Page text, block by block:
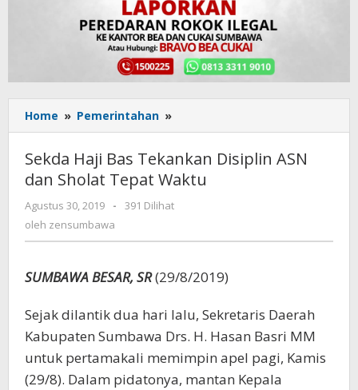
Home » Pemerintahan »
Haji
Bas
Tekankan
Disiplin
Sekda Haji Bas Tekankan Disiplin ASN
dan Sholat Tepat Waktu
Agustus 30, 2019
oleh
zensumbawa
-
391 Dilihat
oleh zensumbawa
SUMBAWA BESAR, SR(29/8/2019)
Sejak dilantik dua hari lalu, Sekretaris Daerah
Kabupaten Sumbawa Drs. H. Hasan Basri MM
untuk pertamakali memimpin apel pagi, Kamis
(29/8). Dalam pidatonya, mantan Kepala